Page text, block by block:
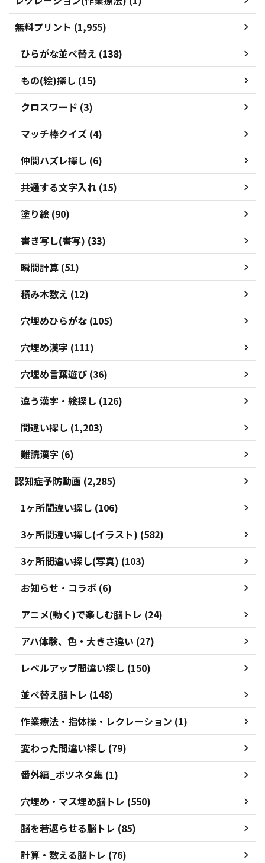
無料プリント (1,955)
ひらがな並べ替え (138)
もの(絵)探し (15)
クロスワード (3)
マッチ棒クイズ (4)
仲間ハズレ探し (6)
共通する文字入れ (15)
塗り絵 (90)
書き写し(書写) (33)
瞬間計算 (51)
積み木数え (12)
穴埋めひらがな (105)
穴埋め漢字 (111)
穴埋め言葉遊び (36)
違う漢字・絵探し (126)
間違い探し (1,203)
難読漢字 (6)
認知症予防動画 (2,285)
1ヶ所間違い探し (106)
3ヶ所間違い探し(イラスト) (582)
3ヶ所間違い探し(写真) (103)
お知らせ・コラボ (6)
アニメ(動く)で楽しむ脳トレ (24)
アハ体験、色・大きさ違い (27)
レベルアップ間違い探し (150)
並べ替え脳トレ (148)
作業療法・指体操・レクレーション (1)
変わった間違い探し (79)
番外編_ボツネタ集 (1)
穴埋め・マス埋め脳トレ (550)
脳を若返らせる脳トレ (85)
計算・数える脳トレ (76)